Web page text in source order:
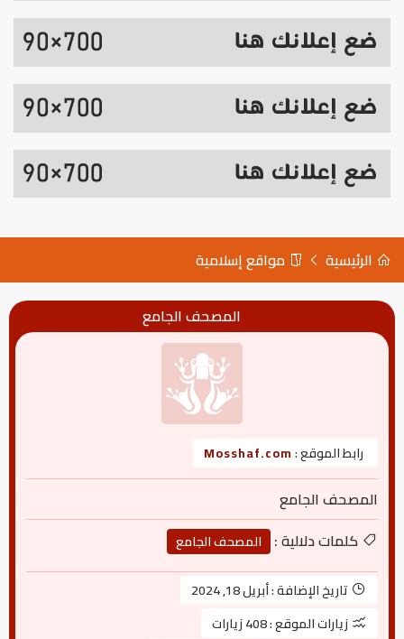
الرئيسية مواقع إسلامية
المصحف الجامع
رابط الموقع :Mosshaf.com
المصحف الجامع
كلمات دلالية :
المصحف الجامع
تاريخ الإضافة :أبريل 18, 2024
زيارات الموقع :408 زيارات